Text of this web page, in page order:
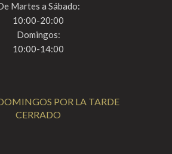
Martes a Sábado:
10:00-20:00
Domingos:
10:00-14:00
POR LA TARDE
CERRADO